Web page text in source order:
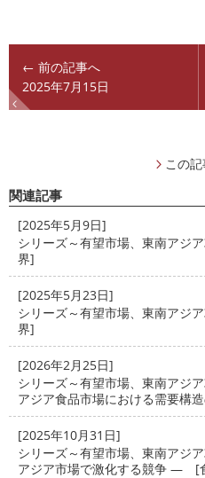
← 前の記事へ
2025年7月15日
この
関連記事
[2025年5月9日]
シリーズ～有望市場、東南アジ
界]
[2025年5月23日]
シリーズ～有望市場、東南アジ
界]
[2026年2月25日]
シリーズ～有望市場、東南アジ
アジア食品市場における需要構
[2025年10月31日]
シリーズ～有望市場、東南ア
アジア市場で激化する競争 ― [